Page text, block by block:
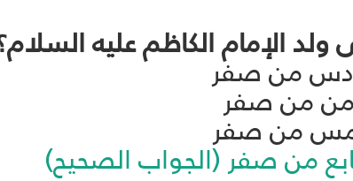
من صفر
من صفر
من صفر
من صفر (الجواب الصحيح)